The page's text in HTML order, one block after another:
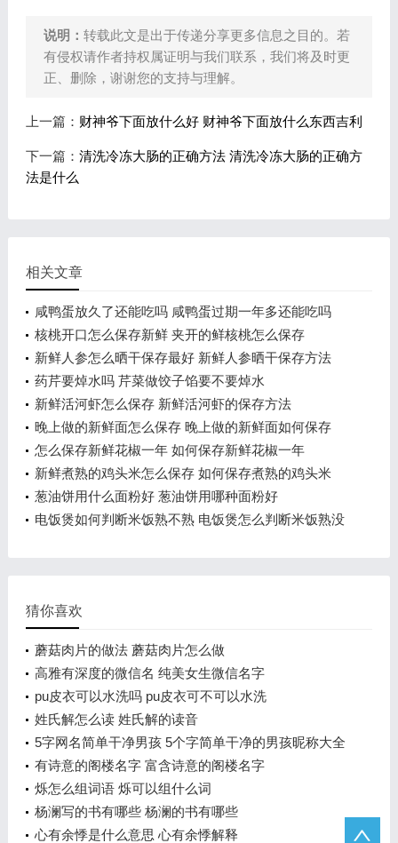
说明： 转载此文是出于传递分享更多信息之目的。若
有侵权请作者持权属证明与我们联系，我们将及时更
正、删除，谢谢您的支持与理解。
上一篇： 财神爷下面放什么好 财神爷下面放什么东西吉利
下一篇： 清洗冷冻大肠的正确方法 清洗冷冻大肠的正确方
法是什么
相关文章
咸鸭蛋放久了还能吃吗 咸鸭蛋过期一年多还能吃吗
核桃开口怎么保存新鲜 夹开的鲜核桃怎么保存
新鲜人参怎么晒干保存最好 新鲜人参晒干保存方法
药芹要焯水吗 芹菜做饺子馅要不要焯水
新鲜活河虾怎么保存 新鲜活河虾的保存方法
晚上做的新鲜面怎么保存 晚上做的新鲜面如何保存
怎么保存新鲜花椒一年 如何保存新鲜花椒一年
新鲜煮熟的鸡头米怎么保存 如何保存煮熟的鸡头米
葱油饼用什么面粉好 葱油饼用哪种面粉好
电饭煲如何判断米饭熟不熟 电饭煲怎么判断米饭熟没
猜你喜欢
蘑菇肉片的做法 蘑菇肉片怎么做
高雅有深度的微信名 纯美女生微信名字
pu皮衣可以水洗吗 pu皮衣可不可以水洗
姓氏解怎么读 姓氏解的读音
5字网名简单干净男孩 5个字简单干净的男孩昵称大全
有诗意的阁楼名字 富含诗意的阁楼名字
烁怎么组词语 烁可以组什么词
杨澜写的书有哪些 杨澜的书有哪些
心有余悸是什么意思 心有余悸解释